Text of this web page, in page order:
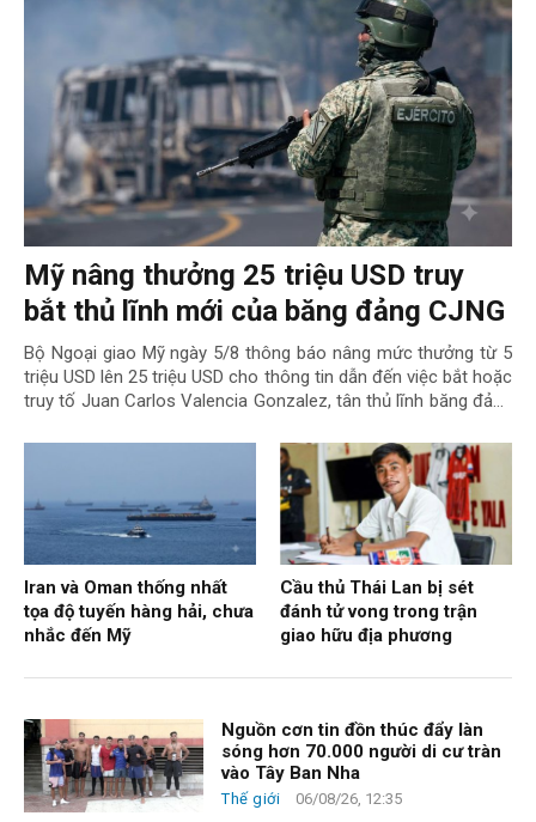
Mỹ nâng thưởng 25 triệu USD truy
bắt thủ lĩnh mới của băng đảng CJNG
Bộ Ngoại giao Mỹ ngày 5/8 thông báo nâng mức thưởng từ 5
triệu USD lên 25 triệu USD cho thông tin dẫn đến việc bắt hoặc
truy tố Juan Carlos Valencia Gonzalez, tân thủ lĩnh băng đảng
Iran và Oman thống nhất
tọa độ tuyến hàng hải, chưa
nhắc đến Mỹ
Cầu thủ Thái Lan bị sét
đánh tử vong trong trận
giao hữu địa phương
Nguồn cơn tin đồn thúc đẩy làn
sóng hơn 70.000 người di cư tràn
vào Tây Ban Nha
Thế giới 06/08/26, 12:35